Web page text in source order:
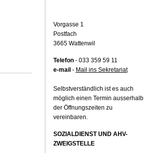
Vorgasse 1
Postfach
3665 Wattenwil
Telefon- 033 359 59 11
e-mail - Mail ins Sekretariat
Selbstverständlich ist es auch
möglich einen Termin ausserhalb
der Öffnungszeiten zu
vereinbaren.
SOZIALDIENST UND AHV-
ZWEIGSTELLE